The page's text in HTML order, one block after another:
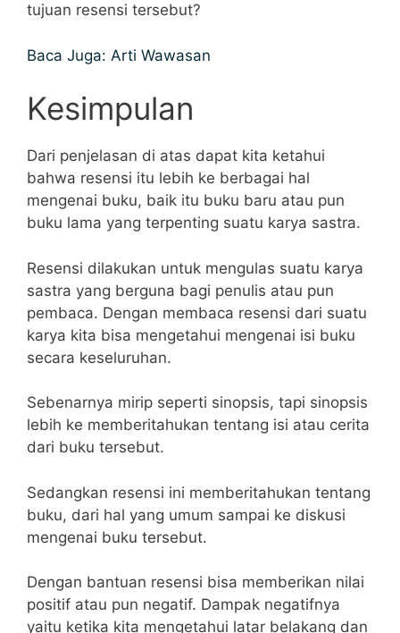
tujuan resensi tersebut?
Baca Juga: Arti Wawasan
Kesimpulan
Dari penjelasan di atas dapat kita ketahui
bahwa resensi itu lebih ke berbagai hal
mengenai buku, baik itu buku baru atau pun
buku lama yang terpenting suatu karya sastra.
Resensi dilakukan untuk mengulas suatu karya
sastra yang berguna bagi penulis atau pun
pembaca. Dengan membaca resensi dari suatu
karya kita bisa mengetahui mengenai isi buku
secara keseluruhan.
Sebenarnya mirip seperti sinopsis, tapi sinopsis
lebih ke memberitahukan tentang isi atau cerita
dari buku tersebut.
Sedangkan resensi ini memberitahukan tentang
buku, dari hal yang umum sampai ke diskusi
mengenai buku tersebut.
Dengan bantuan resensi bisa memberikan nilai
positif atau pun negatif. Dampak negatifnya
yaitu ketika kita mengetahui latar belakang dan